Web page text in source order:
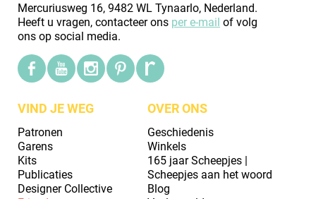
Mercuriusweg 16, 9482 WL Tynaarlo, Nederland.
Heeft u vragen, contacteer ons per e-mail of volg
ons op social media.
VIND JE WEG
Patronen
Garens
Kits
Publicaties
Designer Collective
OVER ONS
Geschiedenis
Winkels
165 jaar Scheepjes |
Scheepjes aan het woord
Blog